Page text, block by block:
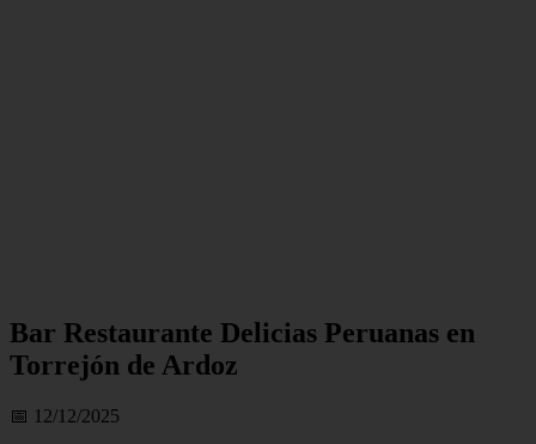
Bar Restaurante Delicias Peruanas en
Torrejón de Ardoz
📅 12/12/2025